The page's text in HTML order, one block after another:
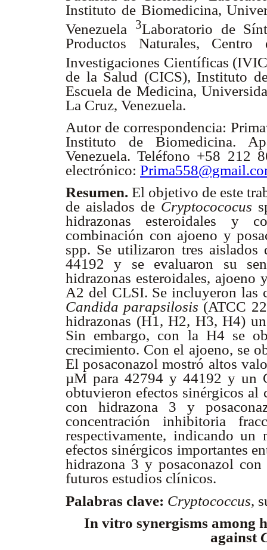
Instituto de Biomedicina,
Venezuela
3Laboratorio de
Productos Naturales,
Investigaciones Científicas
de la Salud (CICS), Instituto
Escuela de Medicina,
La Cruz, Venezuela.
Autor de correspondencia:
Instituto de Biomedicina.
Venezuela. Teléfono +58 212
electrónico:
Resumen. El objetivo de este
de aislados de Cryptocococus
hidrazonas esteroidales y
combinación con ajoeno y
spp. Se utilizaron tres
44192
y se evaluaron su
hidrazonas esteroidales,
A2 del CLSI. Se incluyeron las
Candida parapsilosis (ATCC
hidrazonas (H1, H2, H3, H4)
Sin embargo, con la H4 se
crecimiento. Con el ajoeno, se
El posaconazol mostró altos
µM para 42794 y 44192 y un
obtuvieron efectos sinérgicos al
con hidrazona 3 y
concentración inhibitoria
respectivamente, indicando un
efectos sinérgicos importantes
hidrazona 3 y posaconazol
futuros estudios clínicos.
Palabras clave: Cryptococcus,
In vitro synergisms among
against